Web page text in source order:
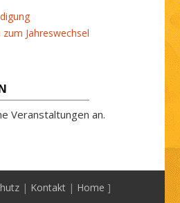
Jahreswechsel
Veranstaltungen an.
| Kontakt | Home ]